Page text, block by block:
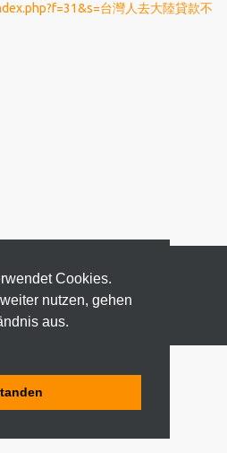
Cookies.
nutzen, gehen
aus.
台灣人去大陸貸款不
RECHTE VORBEHALTEN